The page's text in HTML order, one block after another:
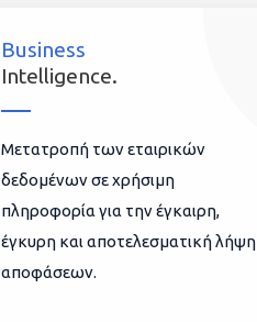
Business
Intelligence.
Μετατροπή των εταιρικών
δεδομένων σε χρήσιμη
πληροφορία για την έγκαιρη,
έγκυρη και αποτελεσματική λήψη
αποφάσεων.